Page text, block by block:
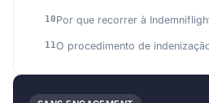
Por que recorrer à
O procedimento de